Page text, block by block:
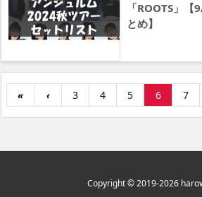
「ROOTS」
とめ】
« ‹ 3 4 5 6 7
Copyright ©2019-2026